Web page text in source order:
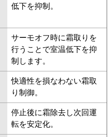
RCI-GP112RHN2
RCI-GP112RSH5
RCI-GP112RSH4
RCI-GP112RSH3
airf FDTV1126H6S
osj
rak
osj
rak
低下を抑制。
サーモオフ時に霜取りを
行うことで室温低下を抑
制します。
快適性を損なわない霜取
り制御。
停止後に霜除去し次回運
転を安定化。